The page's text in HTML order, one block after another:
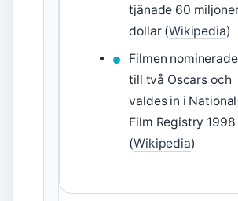
tjänade 60
dollar (Wikipedia)
Filmen
till två Oscars och
valdes in i National
Film Registry 1998
(Wikipedia)